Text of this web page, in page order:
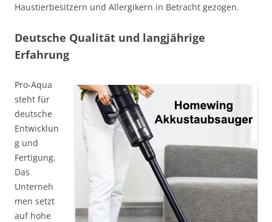
Haustierbesitzern und Allergikern in Betracht gezogen.
Deutsche Qualität und langjährige
Erfahrung
Pro-Aqua
steht für
deutsche
Entwicklun
g und
Fertigung.
Das
Unterneh
men setzt
auf hohe